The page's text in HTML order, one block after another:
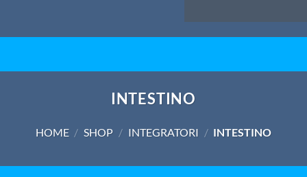
INTESTINO
HOME / SHOP / INTEGRATORI / INTESTINO